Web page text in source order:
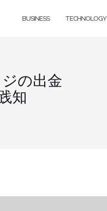
BUSINESS TECHNOLOGY
の出金
知